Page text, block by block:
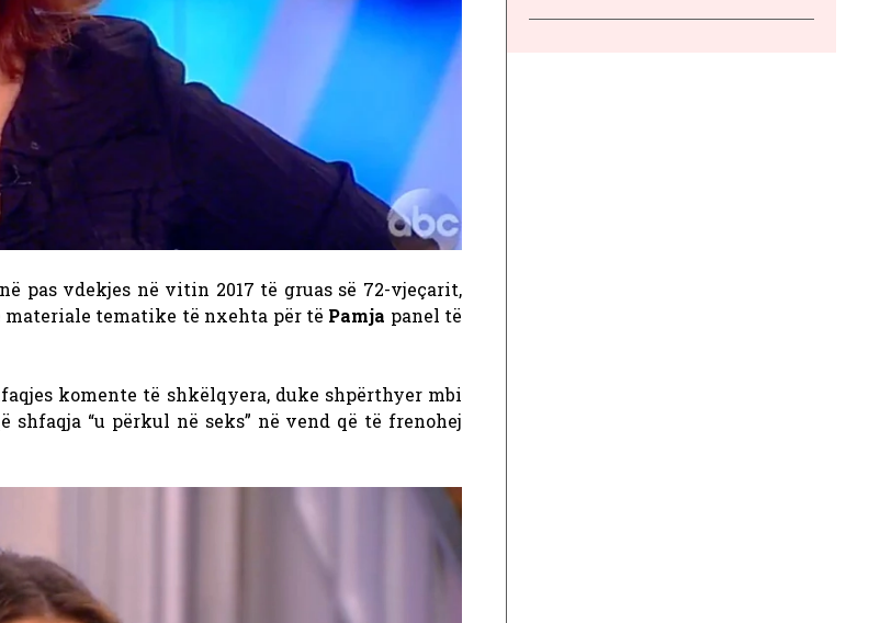
pas vdekjes në vitin 2017 të gruas së 72-vjeçarit,
tematike të nxehta për të Pamja panel të
komente të shkëlqyera, duke shpërthyer mbi
“u përkul në seks” në vend që të frenohej